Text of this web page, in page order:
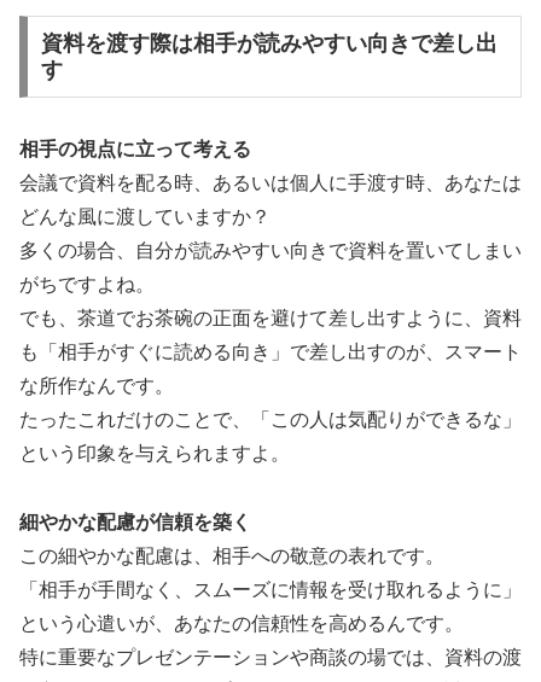
資料を渡す際は相手が読みやすい向きで差し出
す
相手の視点に立って考える
会議で資料を配る時、あるいは個人に手渡す時、あなたは
どんな風に渡していますか？
多くの場合、自分が読みやすい向きで資料を置いてしまい
がちですよね。
でも、茶道でお茶碗の正面を避けて差し出すように、資料
も「相手がすぐに読める向き」で差し出すのが、スマート
な所作なんです。
たったこれだけのことで、「この人は気配りができるな」
という印象を与えられますよ。
細やかな配慮が信頼を築く
この細やかな配慮は、相手への敬意の表れです。
「相手が手間なく、スムーズに情報を受け取れるように」
という心遣いが、あなたの信頼性を高めるんです。
特に重要なプレゼンテーションや商談の場では、資料の渡